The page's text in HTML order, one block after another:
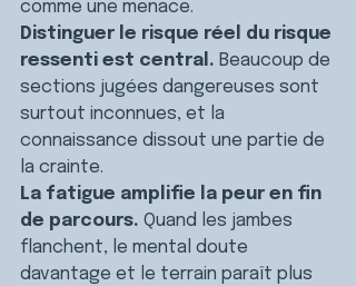
comme une menace.
Distinguer le risque réel du risque
ressenti est central. Beaucoup de
sections jugées dangereuses sont
surtout inconnues, et la
connaissance dissout une partie de
la crainte.
La fatigue amplifie la peur en fin
de parcours. Quand les jambes
flanchent, le mental doute
davantage et le terrain paraît plus